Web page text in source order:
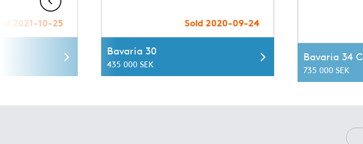
2021-10-25 Sold 2020-09-24
Bavaria 30
435 000 SEK
Bavaria 34
735 000 SEK